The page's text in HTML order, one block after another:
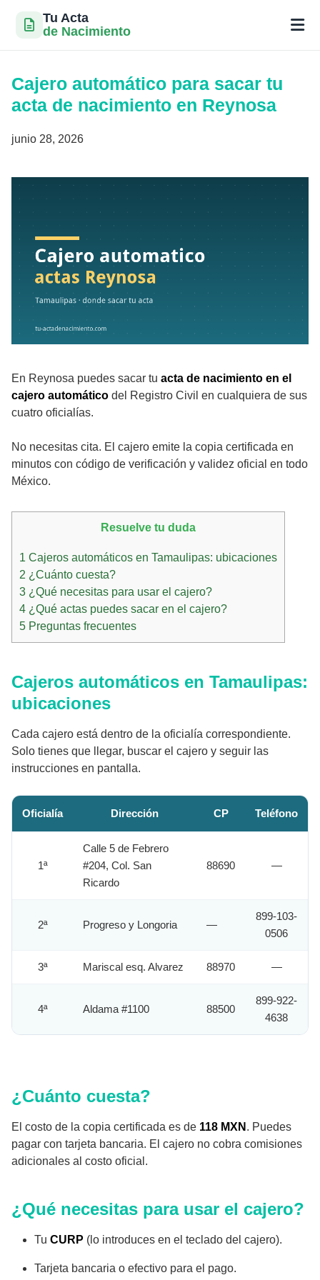
Tu Acta
de Nacimiento
contenido
Cajero automático para sacar tu
acta de nacimiento en Reynosa
junio 28, 2026
En Reynosa puedes sacar tu acta de nacimiento en el
cajero automático del Registro Civil en cualquiera de sus
cuatro oficialías.
No necesitas cita. El cajero emite la copia certificada en
minutos con código de verificación y validez oficial en todo
México.
Resuelve tu duda
1 Cajeros automáticos en Tamaulipas: ubicaciones
2 ¿Cuánto cuesta?
3 ¿Qué necesitas para usar el cajero?
4 ¿Qué actas puedes sacar en el cajero?
5 Preguntas frecuentes
Cajeros automáticos en Tamaulipas:
ubicaciones
Cada cajero está dentro de la oficialía correspondiente.
Solo tienes que llegar, buscar el cajero y seguir las
instrucciones en pantalla.
Oficialía Dirección CP Teléfono
1ª
Calle 5 de Febrero
#204, Col. San
Ricardo
88690 —
2ª Progreso y Longoria —
899-103-
0506
3ª Mariscal esq. Alvarez 88970 —
4ª Aldama #1100 88500
899-922-
4638
¿Cuánto cuesta?
El costo de la copia certificada es de 118 MXN . Puedes
pagar con tarjeta bancaria. El cajero no cobra comisiones
adicionales al costo oficial.
¿Qué necesitas para usar el cajero?
Tu CURP (lo introduces en el teclado del cajero).
Tarjeta bancaria o efectivo para el pago.